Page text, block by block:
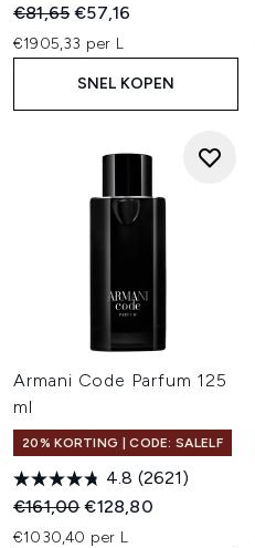
Recommended Retail Price:
€81,65Huidige prijs:
€57,16
€1905,33 per L
SNEL KOPEN
Armani Code Parfum 125
ml
20% KORTING | CODE: SALELF
4.8 (2621)
Recommended Retail Price:
€161,00Huidige prijs:
€128,80
€1030,40 per L